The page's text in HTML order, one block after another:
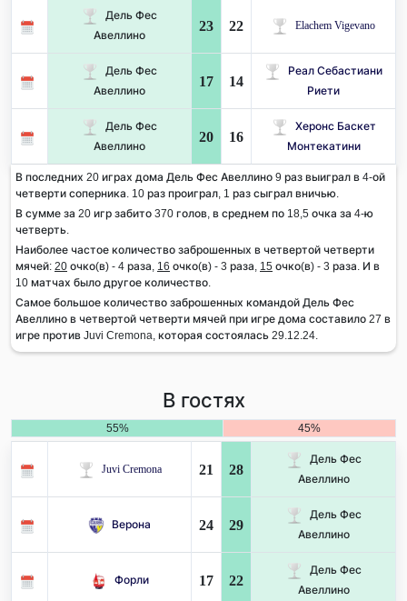
Дель Фес
Авеллино
23 22 Elachem Vigevano
Дель Фес
Авеллино
17 14
Реал Себастиани
Риети
Дель Фес
Авеллино
20 16
Херонс Баскет
Монтекатини
В последних 20 играх дома Дель Фес Авеллино 9 раз выиграл в 4-ой
четверти соперника. 10 раз проиграл, 1 раз сыграл вничью.
В сумме за 20 игр забито 370 голов, в среднем по 18,5 очка за 4-ю
четверть.
Наиболее частое количество заброшенных в четвертой четверти
мячей: 20 очко(в) - 4 раза, 16 очко(в) - 3 раза, 15 очко(в) - 3 раза. И в
10 матчах было другое количество.
Самое большое количество заброшенных командой Дель Фес
Авеллино в четвертой четверти мячей при игре дома составило 27 в
игре против Juvi Cremona, которая состоялась 29.12.24.
В гостях
55% 45%
Juvi Cremona 21 28
Дель Фес
Авеллино
Верона 24 29
Дель Фес
Авеллино
Форли 17 22
Дель Фес
Авеллино